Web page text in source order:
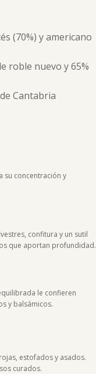
(70%) y americano
roble nuevo y 65%
Cantabria
su concentración y
confitura y un sutil
que aportan profundidad.
le confieren
y balsámicos.
estofados y asados.
curados.